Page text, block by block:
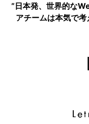
”日本発、世界的な
アチームは本気で考